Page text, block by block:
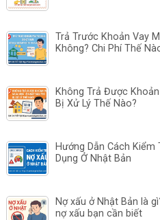
Trả Trước Khoản Vay
Không? Chi Phí Thế
Không Trả Được
Bị Xử Lý Thế Nào?
Hướng Dẫn Cách
Dụng Ở Nhật Bản
Nợ xấu ở Nhật Bản là
nợ xấu bạn cần biết